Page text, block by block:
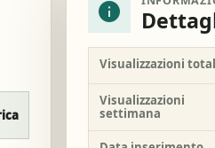
info
Visualizzazioni
Visualizzazioni
settimana